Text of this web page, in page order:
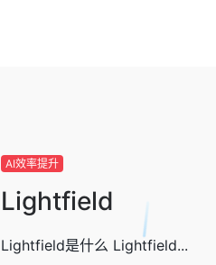
AI效率提升
Lightfield
Lightfield是什么 Lightfield...